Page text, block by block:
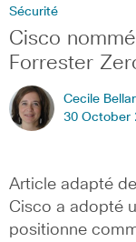
Sécurité
Cisco
Forrester
Cecile
30 October
Article adapté
Cisco a adopté
positionne